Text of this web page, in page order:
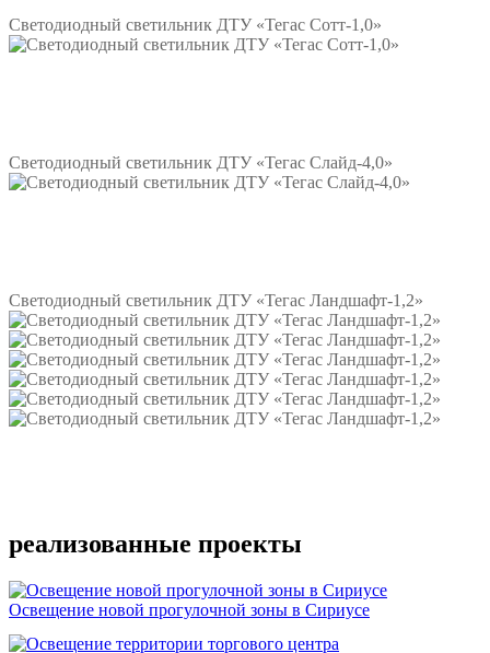
Светодиодный светильник ДТУ «Тегас Сотт-1,0»
Светодиодный светильник ДТУ «Тегас Слайд-4,0»
Светодиодный светильник ДТУ «Тегас Ландшафт-1,2»
реализованные проекты
Освещение новой прогулочной зоны в Сириусе